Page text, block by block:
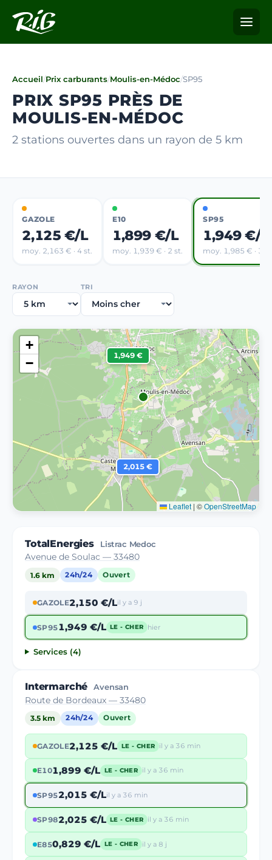
Accueil/Prix carburants/Moulis-en-Médoc/SP95
PRIX SP95 PRÈS DE
MOULIS-EN-MÉDOC
2 stations ouvertes dans un rayon de 5 km
GAZOLE
2,125 €/L
moy. 2,163 € · 4 st.
E10
1,899 €/L
moy. 1,939 € · 2 st.
SP95
1,949 €/L
moy. 1,985 € · 3
RAYON TRI
1,949 €
2,015 €
+
−
Leaflet | ©OpenStreetMap
TotalEnergies Listrac Medoc
Avenue de Soulac — 33480
1.6 km 24h/24 Ouvert
GAZOLE2,150 €/Lil y a 9 j
SP951,949 €/L LE - CHER hier
Services (4)
Intermarché Avensan
Route de Bordeaux — 33480
3.5 km 24h/24 Ouvert
GAZOLE2,125 €/L LE - CHER il y a 36 min
E101,899 €/L LE - CHER il y a 36 min
SP952,015 €/Lil y a 36 min
SP982,025 €/L LE - CHER il y a 36 min
E850,829 €/L LE - CHER il y a 8 j